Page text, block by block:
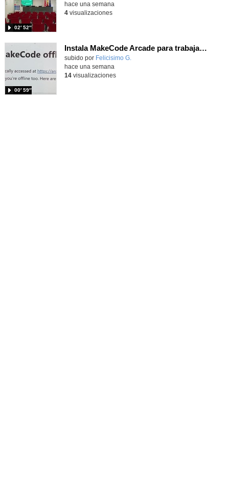
02′ 52″
hace una semana
4visualizaciones
Instala MakeCode Arcade para trabajar offline en tu tablet, ordenador, Chromebook
Contenido educativo.
subido por Felicisimo G.
00′ 59″
hace una semana
14visualizaciones